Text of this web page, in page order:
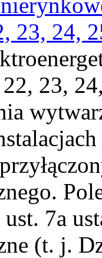
23, 24,
23,
7a
(t. j.